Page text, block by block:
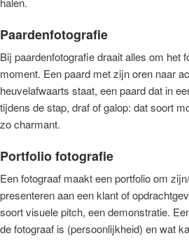
Paardenfotografie
Bij paardenfotografie draait alles om het
moment. Een paard met zijn oren naar
heuvelafwaarts staat, een paard dat in
tijdens de stap, draf of galop: dat soort
zo charmant.
Portfolio fotografie
Een fotograaf maakt een portfolio om
presenteren aan een klant of
soort visuele pitch, een demonstratie.
de fotograaf is (persoonlijkheid) en wat